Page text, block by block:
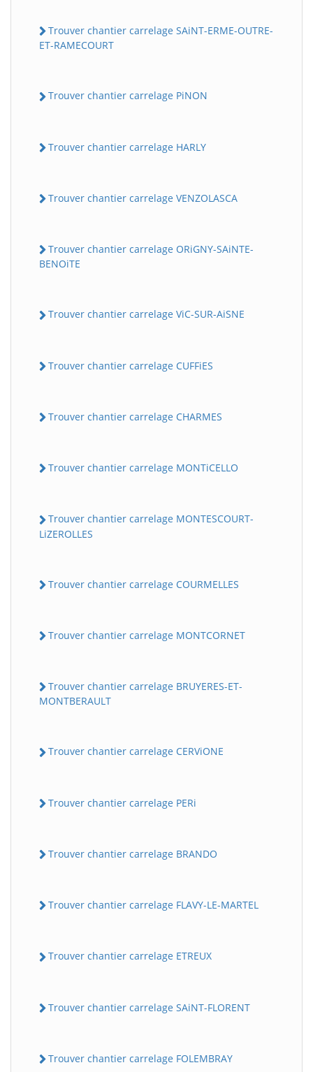
Trouver chantier carrelage SAiNT-ERME-OUTRE-
ET-RAMECOURT
Trouver chantier carrelage PiNON
Trouver chantier carrelage HARLY
Trouver chantier carrelage VENZOLASCA
Trouver chantier carrelage ORiGNY-SAiNTE-
BENOiTE
Trouver chantier carrelage ViC-SUR-AiSNE
Trouver chantier carrelage CUFFiES
Trouver chantier carrelage CHARMES
Trouver chantier carrelage MONTiCELLO
Trouver chantier carrelage MONTESCOURT-
LiZEROLLES
Trouver chantier carrelage COURMELLES
Trouver chantier carrelage MONTCORNET
Trouver chantier carrelage BRUYERES-ET-
MONTBERAULT
Trouver chantier carrelage CERViONE
Trouver chantier carrelage PERi
Trouver chantier carrelage BRANDO
Trouver chantier carrelage FLAVY-LE-MARTEL
Trouver chantier carrelage ETREUX
Trouver chantier carrelage SAiNT-FLORENT
Trouver chantier carrelage FOLEMBRAY
BatiWebPro